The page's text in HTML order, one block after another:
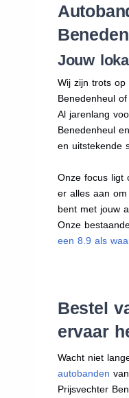
Jouw
Wij zijn trots op
Benedenheul of
Al jarenlang
Benedenheul
en uitstekende
Onze focus ligt
er alles aan
bent met jouw
Onze
een 8.9 als
Bestel
ervaar
Wacht niet
autobanden
Prijsvechter